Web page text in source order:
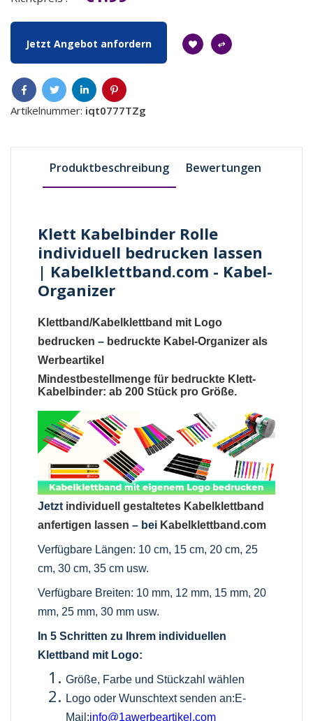
Jetzt Angebot anfordern
Artikelnummer: iqt0777TZg
Produktbeschreibung Bewertungen
Klett Kabelbinder Rolle
individuell bedrucken lassen
| Kabelklettband.com - Kabel-
Organizer
Klettband/Kabelklettband mit Logo
bedrucken – bedruckte Kabel-Organizer als
Werbeartikel
Mindestbestellmenge für bedruckte Klett-
Kabelbinder: ab 200 Stück pro Größe.
Jetzt individuell gestaltetes Kabelklettband
anfertigen lassen – bei Kabelklettband.com
Verfügbare Längen: 10 cm, 15 cm, 20 cm, 25
cm, 30 cm, 35 cm usw.
Verfügbare Breiten: 10 mm, 12 mm, 15 mm, 20
mm, 25 mm, 30 mm usw.
In 5 Schritten zu Ihrem individuellen
Klettband mit Logo:
Größe, Farbe und Stückzahl wählen
Logo oder Wunschtext senden an:E-
Mail:info@1awerbeartikel.com